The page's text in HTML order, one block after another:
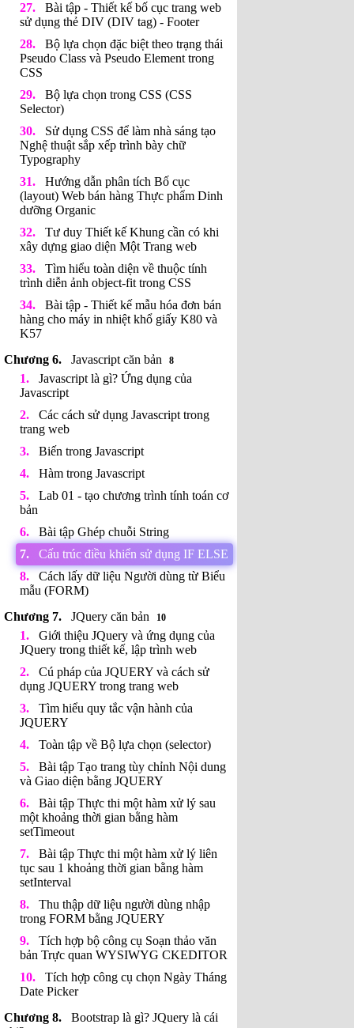
Bài tập - Thiết kế bố cục trang web
sử dụng thẻ DIV (DIV tag) - Footer
Bộ lựa chọn đặc biệt theo trạng thái
Pseudo Class và Pseudo Element trong
CSS
Bộ lựa chọn trong CSS (CSS
Selector)
Sử dụng CSS để làm nhà sáng tạo
Nghệ thuật sắp xếp trình bày chữ
Typography
Hướng dẫn phân tích Bố cục
(layout) Web bán hàng Thực phẩm Dinh
dưỡng Organic
Tư duy Thiết kế Khung cần có khi
xây dựng giao diện Một Trang web
Tìm hiểu toàn diện về thuộc tính
trình diễn ảnh object-fit trong CSS
Bài tập - Thiết kế mẫu hóa đơn bán
hàng cho máy in nhiệt khổ giấy K80 và
K57
Javascript căn bản
8
Javascript là gì? Ứng dụng của
Javascript
Các cách sử dụng Javascript trong
trang web
Biến trong Javascript
Hàm trong Javascript
Lab 01 - tạo chương trình tính toán cơ
bản
Bài tập Ghép chuỗi String
Cấu trúc điều khiển sử dụng IF ELSE
Cách lấy dữ liệu Người dùng từ Biểu
mẫu (FORM)
JQuery căn bản
10
Giới thiệu JQuery và ứng dụng của
JQuery trong thiết kế, lập trình web
Cú pháp của JQUERY và cách sử
dụng JQUERY trong trang web
Tìm hiểu quy tắc vận hành của
JQUERY
Toàn tập về Bộ lựa chọn (selector)
Bài tập Tạo trang tùy chỉnh Nội dung
và Giao diện bằng JQUERY
Bài tập Thực thi một hàm xử lý sau
một khoảng thời gian bằng hàm
setTimeout
Bài tập Thực thi một hàm xử lý liên
tục sau 1 khoảng thời gian bằng hàm
setInterval
Thu thập dữ liệu người dùng nhập
trong FORM bằng JQUERY
Tích hợp bộ công cụ Soạn thảo văn
bản Trực quan WYSIWYG CKEDITOR
Tích hợp công cụ chọn Ngày Tháng
Date Picker
Bootstrap là gì? JQuery là cái